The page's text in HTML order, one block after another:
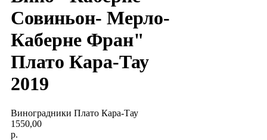
Совиньон- Мерло-
Каберне Фран"
Плато Кара-Тау
2019
Виноградники Плато Кара-Тау
1550,00
р.